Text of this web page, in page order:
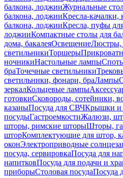
балкона, лоджииЖурнальные
балкона, лоджииКресла-качалки,
балкона, лоджииКресла, пуфы
лоджииКомпактные столы для
дома, бакалеяОсвещениеЛюстры,
светильникиТоршеры
ночникиНастольные лампы
браТочечные светильники
светильники, фонари, браЛампы
зеркалКольцевые лампы
готовкиСковороды, сотейники,
казаныПосуда для СВЧКрышки и
посудыГастроемкостиЖалюзи,
шторы, римские шторыШторы,
шторКомплектующие для штор,
оконЭлектроприводные
посуда, сервировкаПосуда для
напитковПосуда для подачи и
приборыСтоловая посудаПосуда